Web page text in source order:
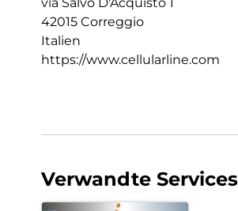
42015 Correggio
Italien
https://www.cellularline.com
Verwandte Services